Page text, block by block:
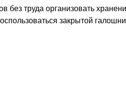
без труда организовать
закрытой